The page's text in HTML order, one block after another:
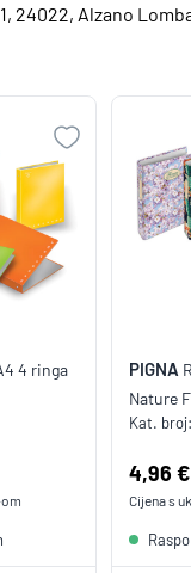
24022, Alzano
4 ringa
PIGNA
Nature
Kat. broj:
Cijena:
4,96 €
Cijena s